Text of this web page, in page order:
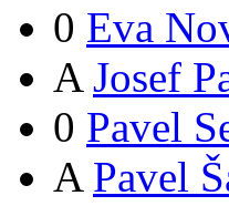
0 Eva
A Josef
0 Pavel
A Pavel